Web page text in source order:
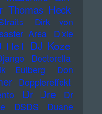
Thomas Heck
Dirk von
Area
Dixie
Hell DJ Koze
Doctorella
Eulberg
Don
Dopplereffekt
Dr Dre
Dr
DSDS
Duane